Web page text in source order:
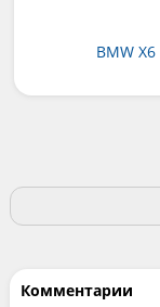
BMW X6
Комментарии